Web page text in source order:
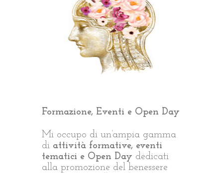
Formazione, Eventi e Open Day
Mi occupo di un’ampia gamma
di attività formative, eventi
tematici e Open Day dedicati
alla promozione del benessere